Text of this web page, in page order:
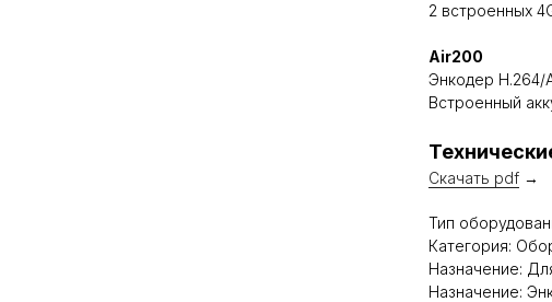
2 встроенных
Air200
Энкодер H.264/
Встроенный
Скачать pdf →
Тип
Категория:
Назначение:
Назначение: